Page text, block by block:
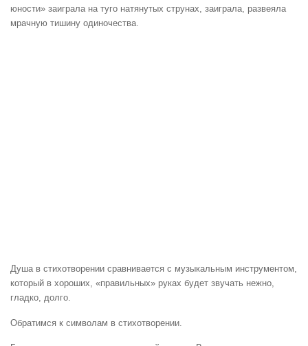
юности» заиграла на туго натянутых струнах, заиграла, развеяла
мрачную тишину одиночества.
Душа в стихотворении сравнивается с музыкальным инструментом,
который в хороших, «правильных» руках будет звучать нежно,
гладко, долго.
Обратимся к символам в стихотворении.